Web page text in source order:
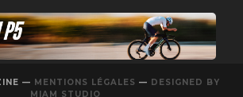
— MENTIONS LÉGALES — DESIGNED BY
MIAM STUDIO